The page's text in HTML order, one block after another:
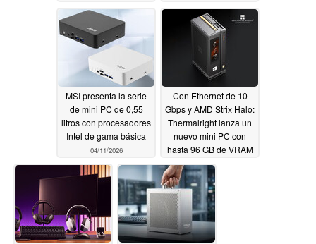
MSI presenta la serie
de mini PC de 0,55
litros con procesadores
Intel de gama básica
04/11/2026
Con Ethernet de 10
Gbps y AMD Strix Halo:
Thermalright lanza un
nuevo mini PC con
hasta 96 GB de VRAM
04/10/2026